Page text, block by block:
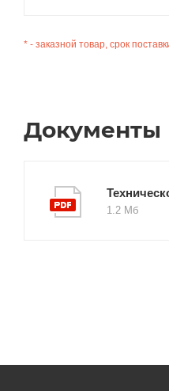
* - заказной товар, срок
Документы
1.2 Мб